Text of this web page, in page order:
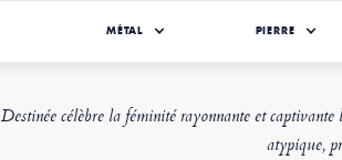
MÉTAL PIERRE
Destinée célèbre la féminité rayonnante et
atypique,